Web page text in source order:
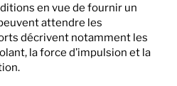
en vue de fournir un
attendre les
décrivent notamment les
la force d’impulsion et la